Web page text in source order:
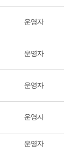
운영자
운영자
운영자
운영자
운영자